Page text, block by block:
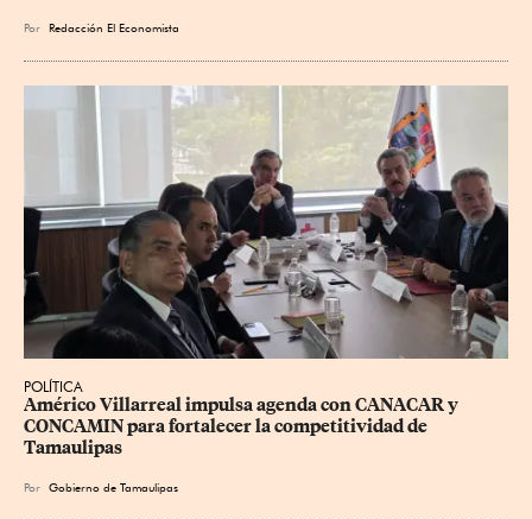
Por Redacción El Economista
POLÍTICA
Américo Villarreal impulsa agenda con CANACAR y
CONCAMIN para fortalecer la competitividad de
Tamaulipas
Por Gobierno de Tamaulipas